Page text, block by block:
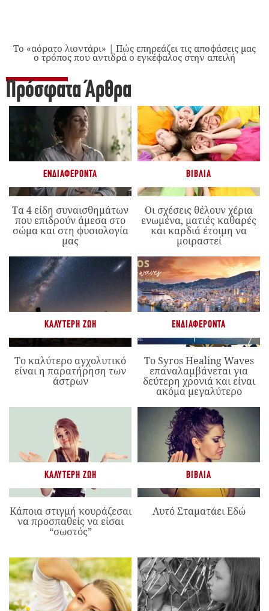
Το «αόρατο λιοντάρι» | Πώς επηρεάζει τις αποφάσεις μας
ο τρόπος που αντιδρά ο εγκέφαλος στην απειλή
Πρόσφατα Άρθρα
ΕΝΔΙΑΦΈΡΟΝΤΑ
Τα 4 είδη συναισθημάτων
που επιδρούν άμεσα στο
σώμα και στη φυσιολογία
μας
ΒΙΒΛΊΑ
Οι σχέσεις θέλουν χέρια
ενωμένα, ματιές καθαρές
και καρδιά έτοιμη να
μοιραστεί
ΚΑΛΎΤΕΡΗ ΖΩΉ
Το καλύτερο αγχολυτικό
είναι η παρατήρηση των
άστρων
ΕΝΔΙΑΦΈΡΟΝΤΑ
Το Syros Healing Waves
επαναλαμβάνεται για
δεύτερη χρονιά και είναι
ακόμα μεγαλύτερο
ΚΑΛΎΤΕΡΗ ΖΩΉ
Κάποια στιγμή κουράζεσαι
να προσπαθείς να είσαι
“σωστός”
ΒΙΒΛΊΑ
Αυτό Σταματάει Εδώ